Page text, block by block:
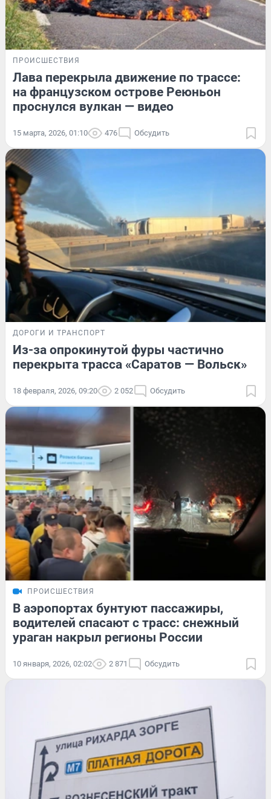
ПРОИСШЕСТВИЯ
Лава перекрыла движение по трассе:
на французском острове Реюньон
проснулся вулкан — видео
15 марта, 2026, 01:10 476 Обсудить
ДОРОГИ И ТРАНСПОРТ
Из-за опрокинутой фуры частично
перекрыта трасса «Саратов — Вольск»
18 февраля, 2026, 09:20 2 052 Обсудить
ПРОИСШЕСТВИЯ
В аэропортах бунтуют пассажиры,
водителей спасают с трасс: снежный
ураган накрыл регионы России
10 января, 2026, 02:02 2 871 Обсудить